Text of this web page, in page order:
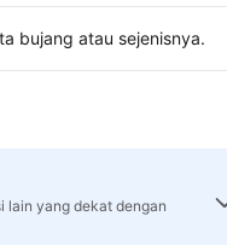
bujang atau sejenisnya.
lain yang dekat dengan